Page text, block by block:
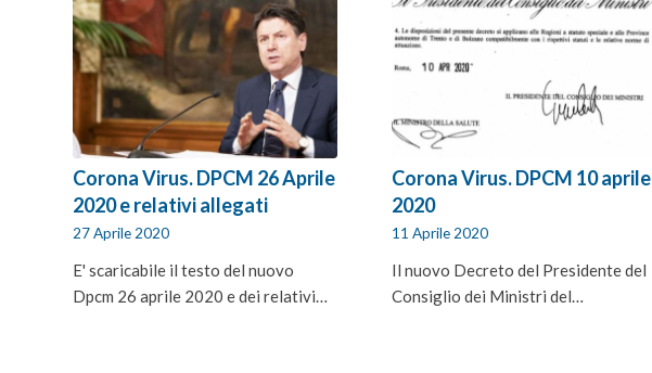
Corona Virus. DPCM 26 Aprile
2020 e relativi allegati
27 Aprile 2020
E' scaricabile il testo del nuovo
Dpcm 26 aprile 2020 e dei relativi…
Corona Virus. DPCM 10 aprile
2020
11 Aprile 2020
Il nuovo Decreto del Presidente del
Consiglio dei Ministri del…